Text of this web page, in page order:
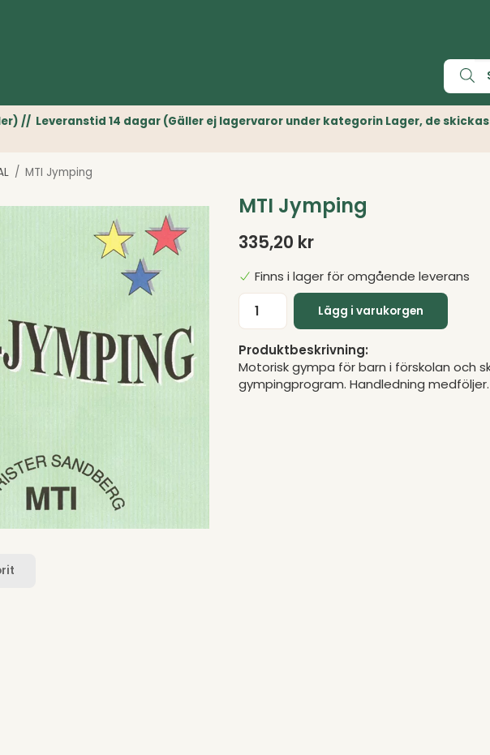
// Leveranstid 14 dagar (Gäller ej lagervaror under kategorin Lager, de
/ MTI Jymping
MTI Jymping
335,20 kr
Finns i lager för omgående leverans
Lägg i varukorgen
Produktbeskrivning:
Motorisk gympa för barn i förskolan och
gympingprogram. Handledning medföljer.